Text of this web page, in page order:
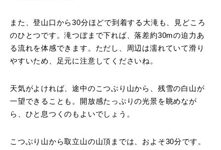
また、登山口から30分ほどで到着する大滝も、見どころ
のひとつです。滝つぼまで下れば、落差約30mの迫力あ
る流れを体感できます。ただし、周辺は濡れていて滑り
やすいため、足元に注意してくださいね。
天気がよければ、途中のこつぶり山から、残雪の白山が
一望できることも。開放感たっぷりの光景を眺めなが
ら、ひと息つくのもよいでしょう。
こつぶり山から取立山の山頂までは、およそ30分です。